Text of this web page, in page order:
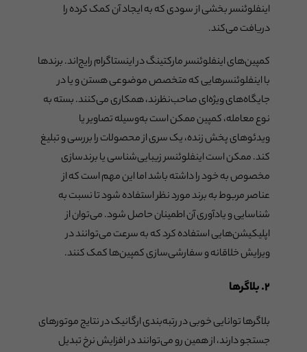
اینفلوئنسر بخشی از سودی که به ایجاد آن کمک کرده را
دریافت می‌کند.
کمپین‌های اینفلوئنسر مارکتینگ در اینستاگرام رایج‌اند. برندها
با اینفلوئنسرهایی که متخصص موضوعی هستن و یا در
جایگاه‌های ویژه‌ای صاحب‌نظرند، همکاری می‌کنند. بسته به
نوع معامله، کمپین ممکن است به‌وسیله تصاویر یا
ویدئوهای پخش زنده، یک سری از محصولات را بررسی و تبلیغ
کند. ممکن است اینفلوئنسر زیبایی‌شناسی یا برندسازی
مخصوص به خود را داشته باشد اما این مهم است که از
عناصر مربوط به برند مورد نظر استفاده شود تا نسبت به
شناسایی و یادآوری آن اطمینان حاصل شود. می‌توان از
اپلیکیشن‌هایی استفاده کرد که به سرعت می‌توانند در
ویرایش خلاقانه و سفارشی‌سازی کمپین‌ها کمک کنند.
۲. بلاگرها
بلاگرها توانایی خوبی در رتبه‌بندی ارگانیک در نتایج موتورهای
جستجو دارند، از همین رو می‌توانند در افزایش نرخ تبدیل